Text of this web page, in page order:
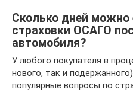
Сколько дней можно
страховки ОСАГО
автомобиля?
У любого покупателя в
нового, так и
популярные вопросы по